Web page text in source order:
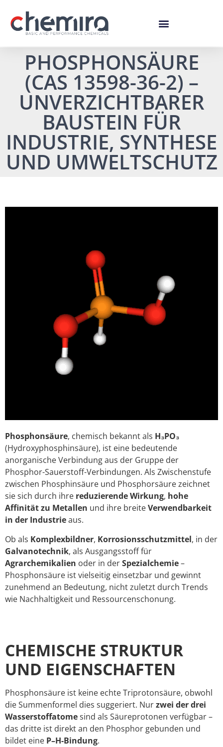
PHOSPHONSÄURE
(CAS 13598-36-2) –
UNVERZICHTBARER
BAUSTEIN FÜR
INDUSTRIE, SYNTHESE
UND UMWELTSCHUTZ
Phosphonsäure, chemisch bekannt als H₃PO₃
(Hydroxyphosphinsäure), ist eine bedeutende
anorganische Verbindung aus der Gruppe der
Phosphor-Sauerstoff-Verbindungen. Als Zwischenstufe
zwischen Phosphinsäure und Phosphorsäure zeichnet
sie sich durch ihre reduzierende Wirkung, hohe
Affinität zu Metallen und ihre breiteVerwendbarkeit
in der Industrieaus.
Ob als Komplexbildner, Korrosionsschutzmittel, in der
Galvanotechnik, als Ausgangsstoff für
Agrarchemikalien oder in derSpezialchemie–
Phosphonsäure ist vielseitig einsetzbar und gewinnt
zunehmend an Bedeutung, nicht zuletzt durch Trends
wie Nachhaltigkeit und Ressourcenschonung.
CHEMISCHE STRUKTUR
UND EIGENSCHAFTEN
Phosphonsäure ist keine echte Triprotonsäure, obwohl
die Summenformel dies suggeriert. Nurzwei der drei
Wasserstoffatomesind als Säureprotonen verfügbar –
das dritte ist direkt an den Phosphor gebunden und
bildet eine P–H-Bindung.